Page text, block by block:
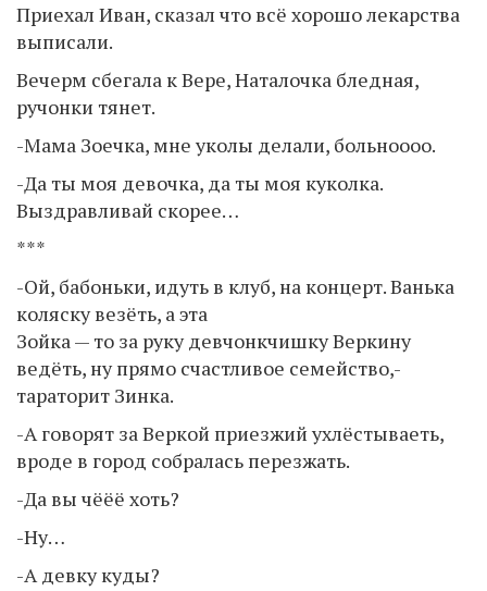
Приехал Иван, сказал что всё хорошо лекарства
выписали.
Вечерм сбегала к Вере, Наталочка бледная,
ручонки тянет.
-Мама Зоечка, мне уколы делали, больноооо.
-Да ты моя девочка, да ты моя куколка.
Выздравливай скорее…
***
-Ой, бабоньки, идуть в клуб, на концерт. Ванька
коляску везёть, а эта
Зойка — то за руку девчонкчишку Веркину
ведёть, ну прямо счастливое семейство,-
тараторит Зинка.
-А говорят за Веркой приезжий ухлёстываеть,
вроде в город собралась перезжать.
-Да вы чёёё хоть?
-Ну…
-А девку куды?